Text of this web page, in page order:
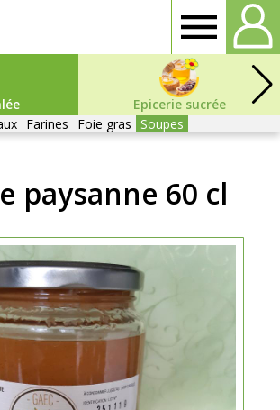
Epicerie sucrée
Farines Foie gras Soupes
paysanne 60 cl